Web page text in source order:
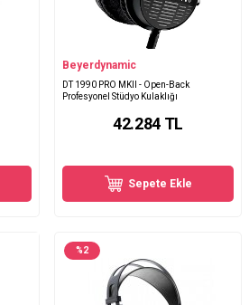
Beyerdynamic
DT 1990 PRO MKII - Open-Back
Profesyonel Stüdyo Kulaklığı
42.284TL
Sepete Ekle
%2